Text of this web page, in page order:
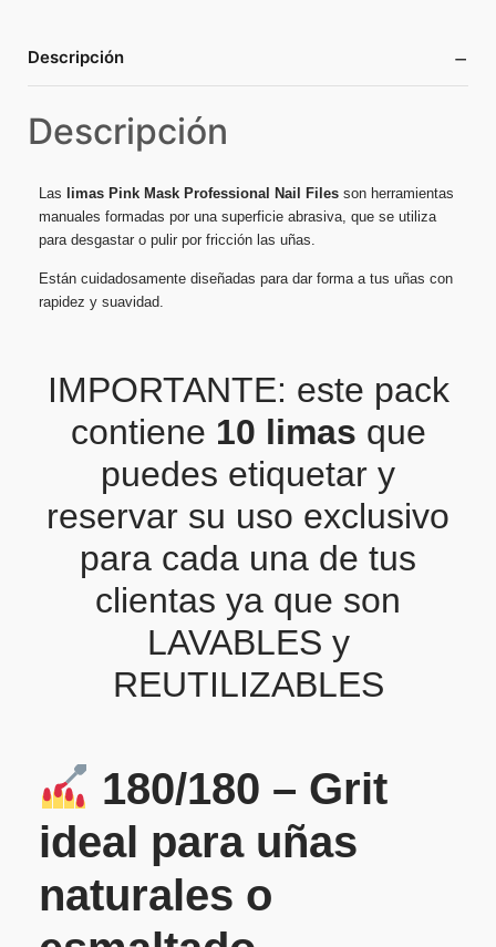
Descripción −
Descripción
Las limas Pink Mask Professional Nail Files son herramientas
manuales formadas por una superficie abrasiva, que se utiliza
para desgastar o pulir por fricción las uñas.
Están cuidadosamente diseñadas para dar forma a tus uñas con
rapidez y suavidad.
IMPORTANTE: este pack
contiene 10 limas que
puedes etiquetar y
reservar su uso exclusivo
para cada una de tus
clientas ya que son
LAVABLES y
REUTILIZABLES
180/180 – Grit
ideal para uñas
naturales o